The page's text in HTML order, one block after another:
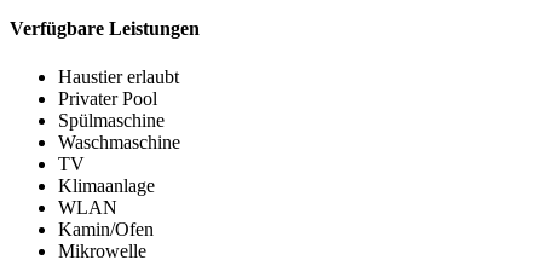
Verfügbare Leistungen
Haustier erlaubt
Privater Pool
Spülmaschine
Waschmaschine
TV
Klimaanlage
WLAN
Kamin/Ofen
Mikrowelle